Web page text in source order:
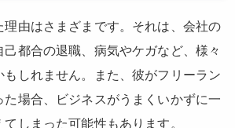
理由はさまざまです。それは、会社の
己都合の退職、病気やケガなど、様々
もしれません。また、彼がフリーラン
た場合、ビジネスがうまくいかずに一
しまった可能性もあります。